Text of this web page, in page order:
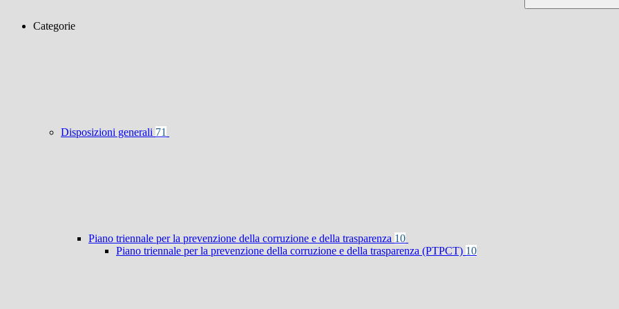
Categorie
Disposizioni generali 71
Piano triennale per la prevenzione della corruzione e della trasparenza 10
Piano triennale per la prevenzione della corruzione e della trasparenza (PTPCT) 10